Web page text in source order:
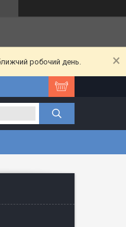
робочий день.